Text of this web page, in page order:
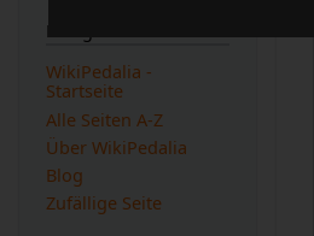
Navigation
WikiPedalia -
Startseite
Alle Seiten A-Z
Über WikiPedalia
Blog
Zufällige Seite